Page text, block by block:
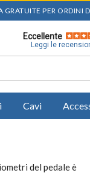
GRATUITE PER ORDINI
Eccellente
Leggi le
Cavi
del pedale è